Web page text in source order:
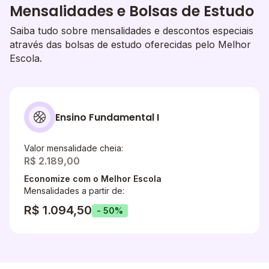
Mensalidades e Bolsas de Estudo
Saiba tudo sobre mensalidades e descontos especiais
através das bolsas de estudo oferecidas pelo Melhor
Escola.
Ensino Fundamental I
Valor mensalidade cheia:
R$ 2.189,00
Economize com o Melhor Escola
Mensalidades a partir de:
R$ 1.094,50 - 50%